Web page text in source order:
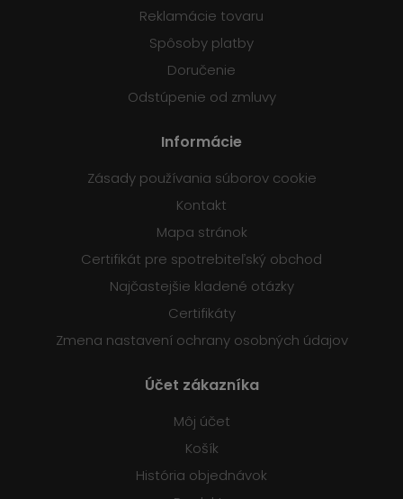
Reklamácie tovaru
Spôsoby platby
Doručenie
Odstúpenie od zmluvy
Informácie
Zásady používania súborov cookie
Kontakt
Mapa stránok
Certifikát pre spotrebiteľský obchod
Najčastejšie kladené otázky
Certifikáty
Zmena nastavení ochrany osobných údajov
Účet zákazníka
Môj účet
Košík
História objednávok